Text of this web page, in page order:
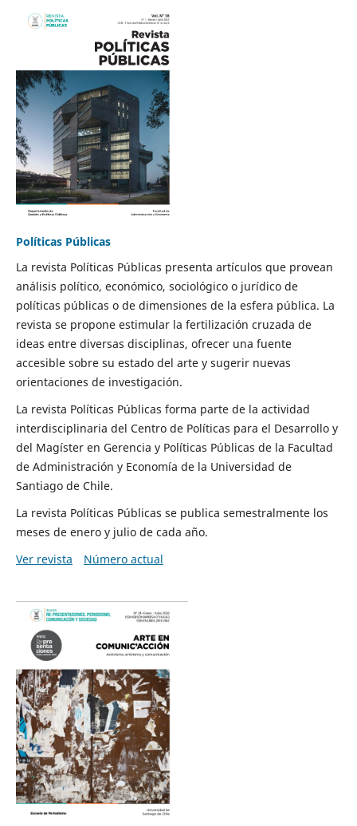
Políticas Públicas
La revista Políticas Públicas presenta artículos que provean
análisis político, económico, sociológico o jurídico de
políticas públicas o de dimensiones de la esfera pública. La
revista se propone estimular la fertilización cruzada de
ideas entre diversas disciplinas, ofrecer una fuente
accesible sobre su estado del arte y sugerir nuevas
orientaciones de investigación.
La revista Políticas Públicas forma parte de la actividad
interdisciplinaria del Centro de Políticas para el Desarrollo y
del Magíster en Gerencia y Políticas Públicas de la Facultad
de Administración y Economía de la Universidad de
Santiago de Chile.
La revista Políticas Públicas se publica semestralmente los
meses de enero y julio de cada año.
Ver revista
Número actual